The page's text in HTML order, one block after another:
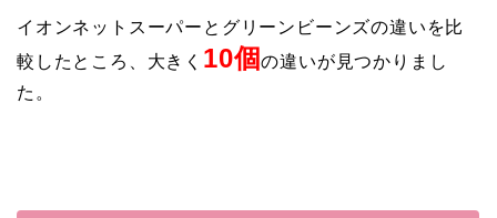
イオンネットスーパーとグリーンビーンズの違いを比
較したところ、大きく 10個の違いが見つかりまし
た。